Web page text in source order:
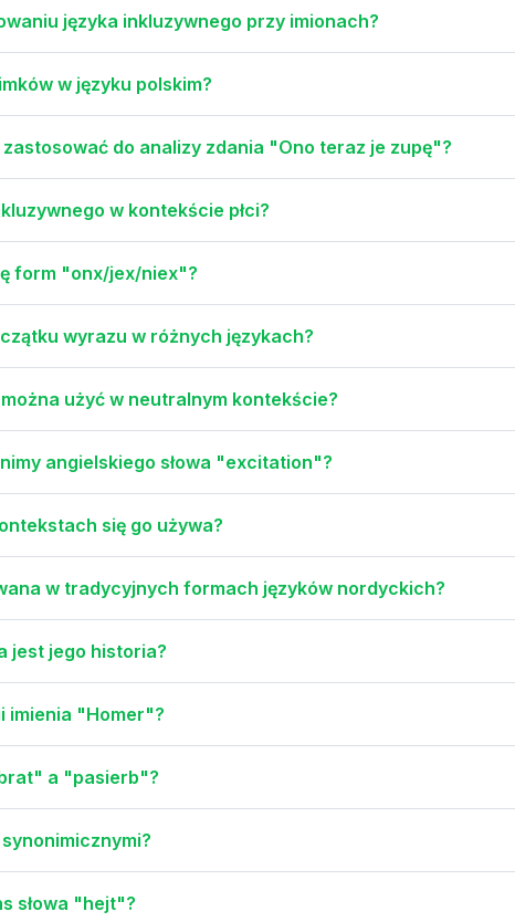
języka inkluzywnego przy imionach?
w języku polskim?
do analizy zdania "Ono teraz je zupę"?
w kontekście płci?
form "onx/jex/niex"?
wyrazu w różnych językach?
użyć w neutralnym kontekście?
angielskiego słowa "excitation"?
się go używa?
w tradycyjnych formach języków nordyckich?
jest jego historia?
imienia "Homer"?
a "pasierb"?
słowa "hejt"?